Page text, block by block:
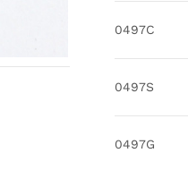
0497C
0497S
0497G